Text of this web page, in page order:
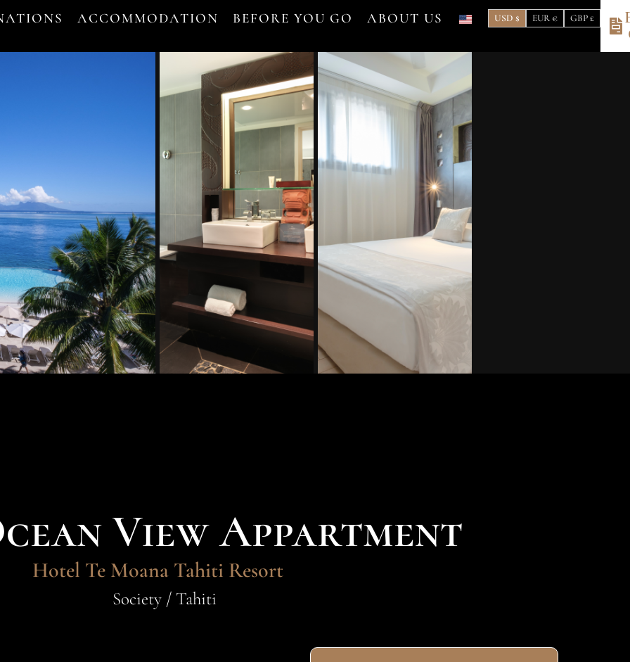
ACCOMMODATION BEFORE YOU GO ABOUT US USD $ EUR € GBP £
View Appartment
Hotel Te Moana Tahiti Resort
Society / Tahiti